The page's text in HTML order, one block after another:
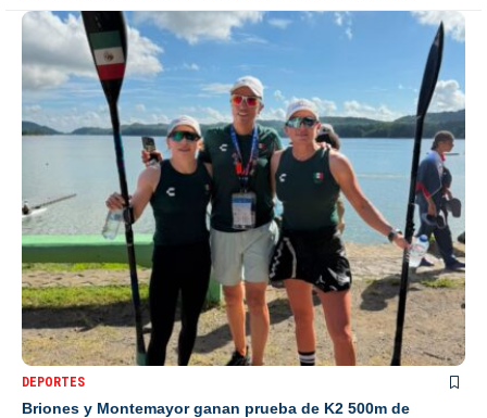
DEPORTES
Briones y Montemayor ganan prueba de K2 500m de